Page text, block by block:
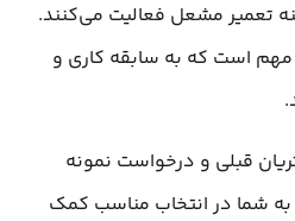
تعمیر مشعل فعالیت می‌کنند.
مهم است که به سابقه کاری و
قبلی و درخواست نمونه
به شما در انتخاب مناسب کمک